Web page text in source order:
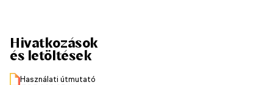
Hivatkozások
és letöltések
Használati útmutató